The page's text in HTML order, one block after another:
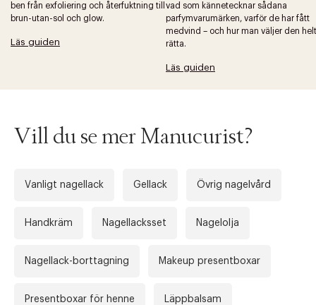
ben från exfoliering och återfuktning till
brun-utan-sol och glow.
Läs guiden
vad som kännetecknar sådana
parfymvarumärken, varför de har fått
medvind – och hur man väljer den helt
rätta.
Läs guiden
Vill du se mer Manucurist?
Vanligt nagellack Gellack Övrig nagelvård
Handkräm Nagellacksset Nagelolja
Nagellack-borttagning Makeup presentboxar
Presentboxar för henne Läppbalsam